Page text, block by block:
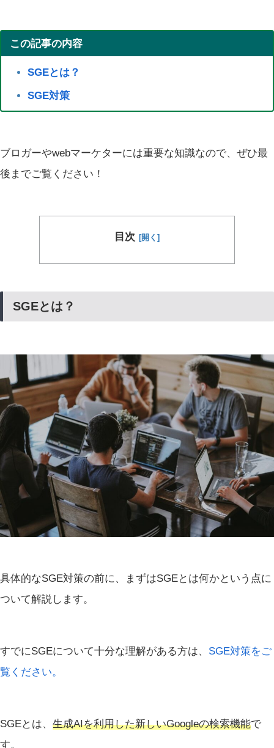
この記事の内容
SGEとは？
SGE対策
ブロガーやwebマーケターには重要な知識なので、ぜひ最
後までご覧ください！
目次
SGEとは？
具体的なSGE対策の前に、まずはSGEとは何かという点に
ついて解説します。
すでにSGEについて十分な理解がある方は、 SGE対策をご
覧ください。
SGEとは、 生成AIを利用した新しいGoogleの検索機能で
す。